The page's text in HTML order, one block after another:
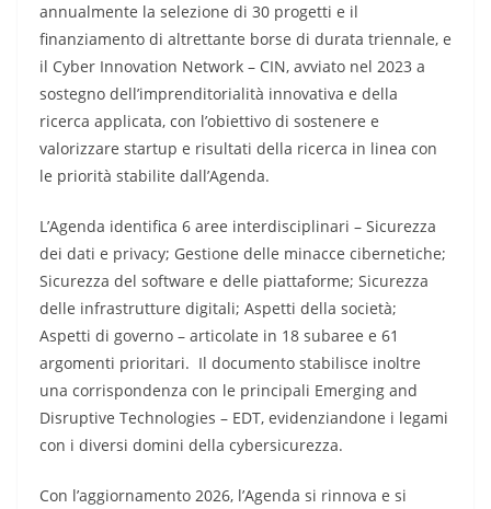
annualmente la selezione di 30 progetti e il
finanziamento di altrettante borse di durata triennale, e
il Cyber Innovation Network – CIN, avviato nel 2023 a
sostegno dell’imprenditorialità innovativa e della
ricerca applicata, con l’obiettivo di sostenere e
valorizzare startup e risultati della ricerca in linea con
le priorità stabilite dall’Agenda.
L’Agenda identifica 6 aree interdisciplinari – Sicurezza
dei dati e privacy; Gestione delle minacce cibernetiche;
Sicurezza del software e delle piattaforme; Sicurezza
delle infrastrutture digitali; Aspetti della società;
Aspetti di governo – articolate in 18 subaree e 61
argomenti prioritari. Il documento stabilisce inoltre
una corrispondenza con le principali Emerging and
Disruptive Technologies – EDT, evidenziandone i legami
con i diversi domini della cybersicurezza.
Con l’aggiornamento 2026, l’Agenda si rinnova e si